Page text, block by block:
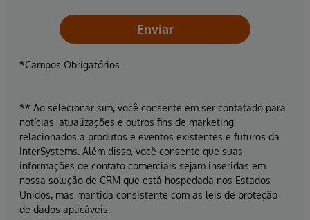
Enviar
*Campos Obrigatórios
** Ao selecionar sim, você consente em ser contatado para
notícias, atualizações e outros fins de marketing
relacionados a produtos e eventos existentes e futuros da
InterSystems. Além disso, você consente que suas
informações de contato comerciais sejam inseridas em
nossa solução de CRM que está hospedada nos Estados
Unidos, mas mantida consistente com as leis de proteção
de dados aplicáveis.